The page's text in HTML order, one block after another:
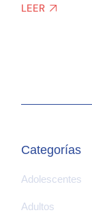
LEER
Categorías
Adolescentes
Adultos